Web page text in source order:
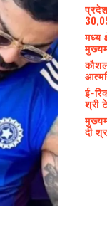
मध्य
ई-
श्री
दी